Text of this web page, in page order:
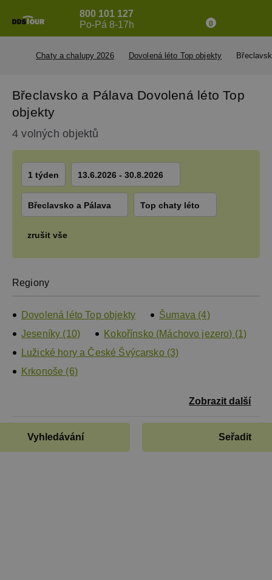
800 101 127
Po-Pá 8-17h
0
Chaty a chalupy 2026 Dovolená léto Top objekty
Břeclavsko a Pálava Dovolená léto Top
objekty
4 volných objektů
1 týden 13.6.2026 - 30.8.2026
Břeclavsko a Pálava Top chaty léto
zrušit vše
Regiony
Dovolená léto Top objekty
Šumava (4)
Jeseníky (10)
Kokořínsko (Máchovo jezero) (1)
Lužické hory a České Švýcarsko (3)
Krkonoše (6)
Zobrazit další
Vyhledávání Seřadit